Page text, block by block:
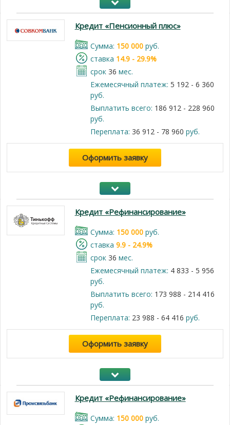
Кредит «Пенсионный плюс»
Cумма: 150 000руб.
cтавка 14.9 - 29.9%
срок 36 мес.
Ежемесячный платеж: 5 192 - 6 360
руб.
Выплатить всего: 186 912 - 228 960
руб.
Переплата: 36 912 - 78 960 руб.
Оформить заявку
Кредит «Рефинансирование»
Cумма: 150 000руб.
cтавка 9.9 - 24.9%
срок 36 мес.
Ежемесячный платеж: 4 833 - 5 956
руб.
Выплатить всего: 173 988 - 214 416
руб.
Переплата: 23 988 - 64 416 руб.
Оформить заявку
Кредит «Рефинансирование»
Cумма: 150 000руб.